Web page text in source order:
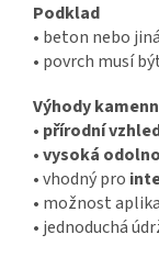
Podklad
• beton nebo jiná
• povrch musí
Výhody
• přírodní
•vysoká
• vhodný pro
• možnost
• jednoduchá